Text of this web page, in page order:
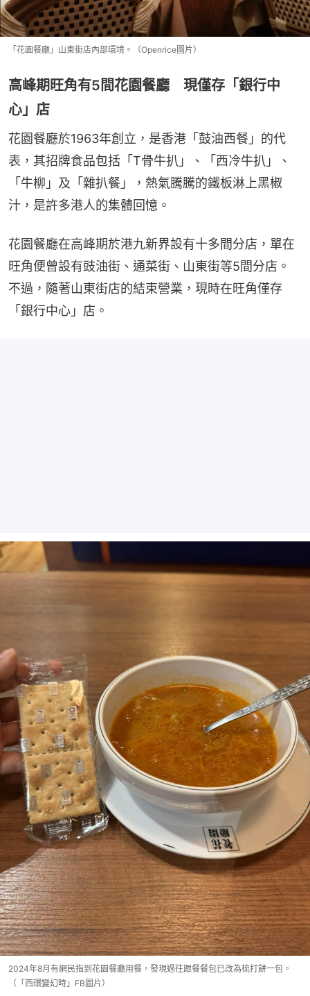
「花園餐廳」山東街店內部環境。（Openrice圖片）
高峰期旺角有5間花園餐廳 現僅存「銀行中
心」店
花園餐廳於1963年創立，是香港「鼓油西餐」的代
表，其招牌食品包括「T骨牛扒」、「西冷牛扒」、
「牛柳」及「雜扒餐」，熱氣騰騰的鐵板淋上黑椒
汁，是許多港人的集體回憶。
花園餐廳在高峰期於港九新界設有十多間分店，單在
旺角便曾設有豉油街、通菜街、山東街等5間分店。
不過，隨著山東街店的結束營業，現時在旺角僅存
「銀行中心」店。
2024年8月有網民指到花園餐廳用餐，發現過往跟餐餐包已改為梳打餅一包。
（「西環變幻時」FB圖片）